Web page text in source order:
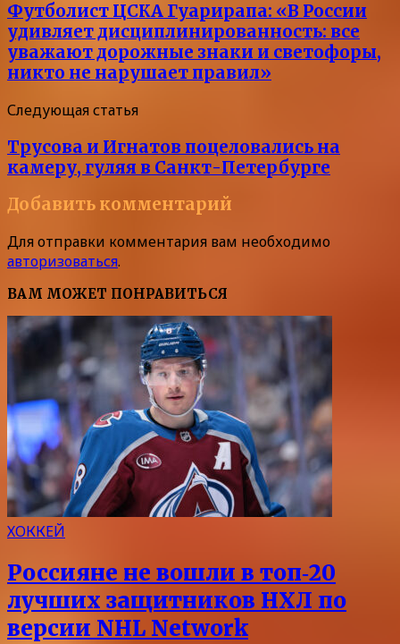
Футболист ЦСКА Гуарирапа: «В России
удивляет дисциплинированность: все
уважают дорожные знаки и светофоры,
никто не нарушает правил»
Следующая статья
Трусова и Игнатов поцеловались на
камеру, гуляя в Санкт-Петербурге
Добавить комментарий
Для отправки комментария вам необходимо
авторизоваться.
ВАМ МОЖЕТ ПОНРАВИТЬСЯ
ХОККЕЙ
Россияне не вошли в топ‑20
лучших защитников НХЛ по
версии NHL Network